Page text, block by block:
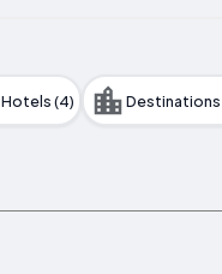
Hotels (4) Destinations